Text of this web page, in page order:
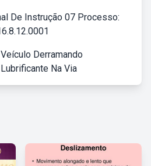
De Instrução 07 Processo:
Derramando
Na Via